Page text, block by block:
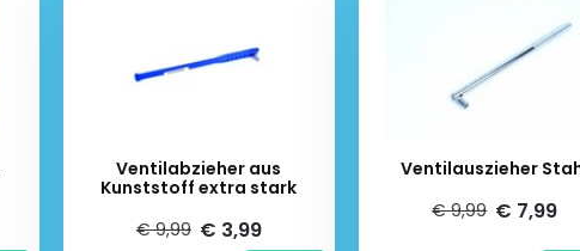
Ventilabzieher aus
Kunststoff extra stark
€ 9,99 € 3,99
Ventilauszieher
€ 9,99 € 7,99